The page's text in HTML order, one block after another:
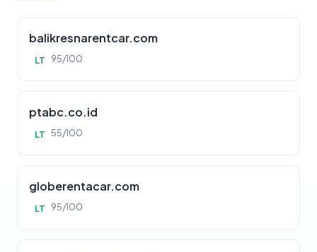
balikresnarentcar.com
LT 95/100
ptabc.co.id
LT 55/100
globerentacar.com
LT 95/100